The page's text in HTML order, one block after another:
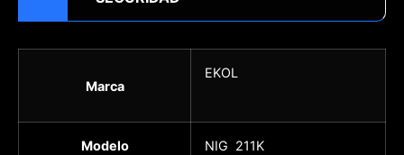
Marca
EKOL
Modelo NIG 211K